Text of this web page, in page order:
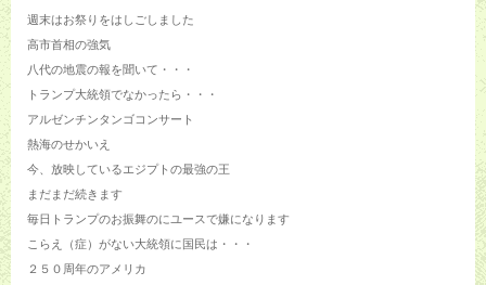
週末はお祭りをはしごしました
高市首相の強気
八代の地震の報を聞いて・・・
トランプ大統領でなかったら・・・
アルゼンチンタンゴコンサート
熱海のせかいえ
今、放映しているエジプトの最強の王
まだまだ続きます
毎日トランプのお振舞のにユースで嫌になります
こらえ（症）がない大統領に国民は・・・
２５０周年のアメリカ